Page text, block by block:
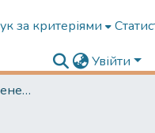
за критеріями
Увійти
Факультет суднової енергетики